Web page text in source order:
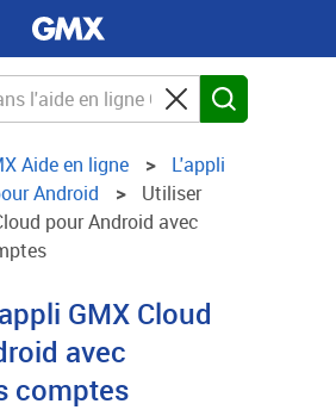
Aide en ligne
L'appli
Android
Utiliser
pour Android avec
GMX Cloud
avec
comptes